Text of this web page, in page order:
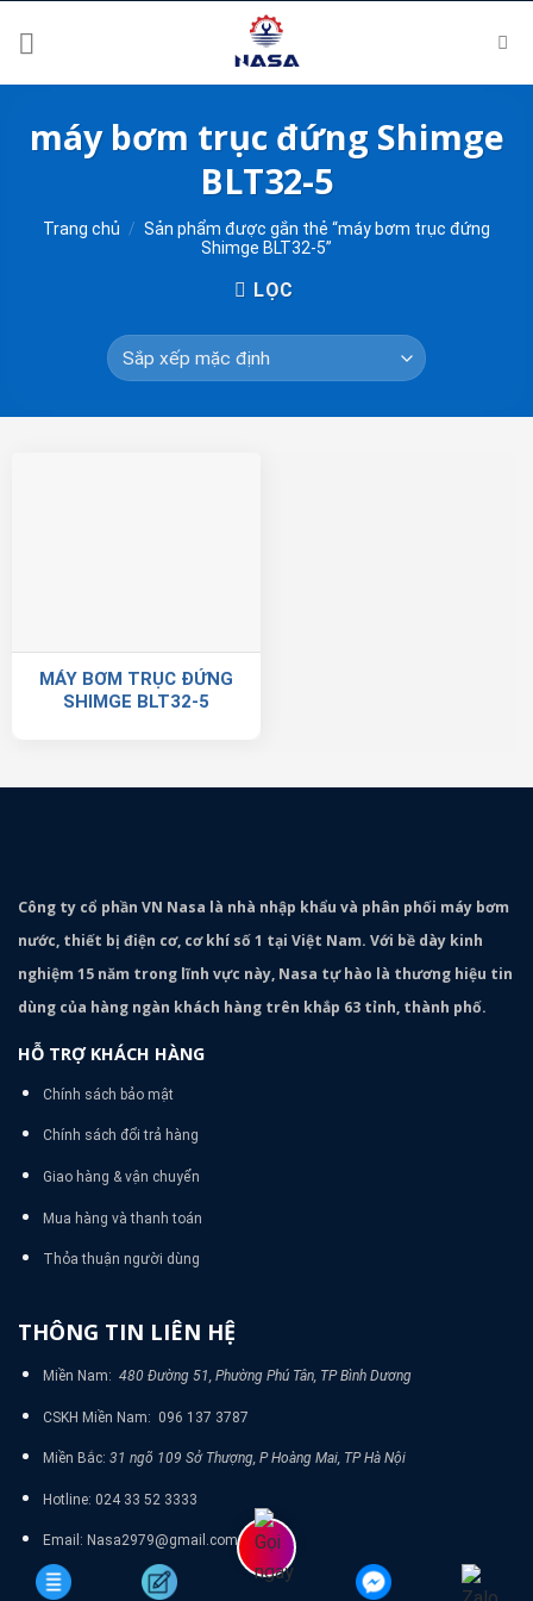
máy bơm trục đứng Shimge
BLT32-5
Trang chủ / Sản phẩm được gắn thẻ “máy bơm trục đứng
Shimge BLT32-5”
LỌC
MÁY BƠM TRỤC ĐỨNG
SHIMGE BLT32-5
Công ty cổ phần VN Nasa là nhà nhập khẩu và phân phối máy bơm
nước, thiết bị điện cơ, cơ khí số 1 tại Việt Nam. Với bề dày kinh
nghiệm 15 năm trong lĩnh vực này, Nasa tự hào là thương hiệu tin
dùng của hàng ngàn khách hàng trên khắp 63 tỉnh, thành phố.
HỖ TRỢ KHÁCH HÀNG
Chính sách bảo mật
Chính sách đổi trả hàng
Giao hàng & vận chuyển
Mua hàng và thanh toán
Thỏa thuận người dùng
THÔNG TIN LIÊN HỆ
Miền Nam: 480 Đường 51, Phường Phú Tân, TP Bình Dương
CSKH Miền Nam: 096 137 3787
Miền Bắc: 31 ngõ 109 Sở Thượng, P Hoàng Mai, TP Hà Nội
Hotline: 024 33 52 3333
Email: Nasa2979@gmail.com